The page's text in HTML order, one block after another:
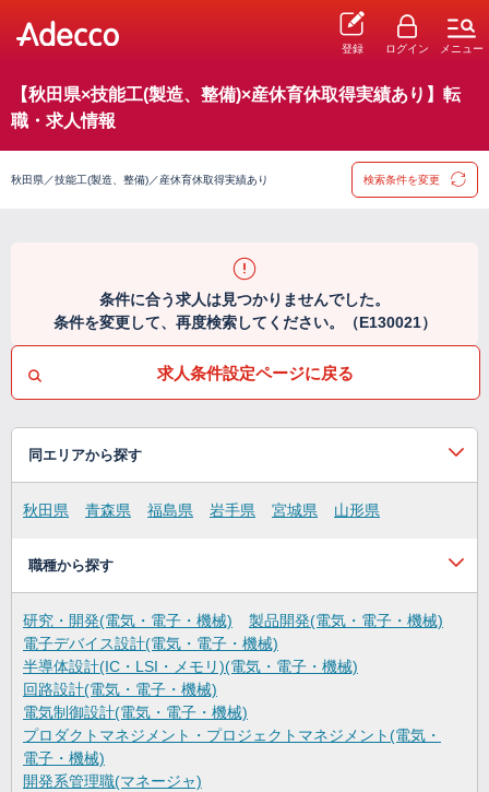
登録 ログイン メニュー
【秋田県×技能工(製造、整備)×産休育休取得実績あり】転
職・求人情報
秋田県／技能工(製造、整備)／産休育休取得実績あり 検索条件を変更
条件に合う求人は見つかりませんでした。
条件を変更して、再度検索してください。（E130021）
求人条件設定ページに戻る
同エリアから探す
秋田県 青森県 福島県 岩手県 宮城県 山形県
職種から探す
研究・開発(電気・電子・機械)
製品開発(電気・電子・機械)
電子デバイス設計(電気・電子・機械)
半導体設計(IC・LSI・メモリ)(電気・電子・機械)
回路設計(電気・電子・機械)
電気制御設計(電気・電子・機械)
プロダクトマネジメント・プロジェクトマネジメント(電気・
電子・機械)
開発系管理職(マネージャ)